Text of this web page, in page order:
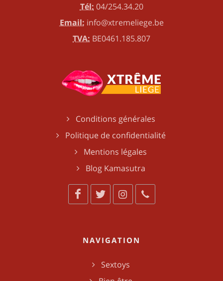
Tél: 04/254.34.20
Email: info@xtremeliege.be
TVA: BE0461.185.807
Conditions générales
Politique de confidentialité
Mentions légales
Blog Kamasutra
NAVIGATION
Sextoys